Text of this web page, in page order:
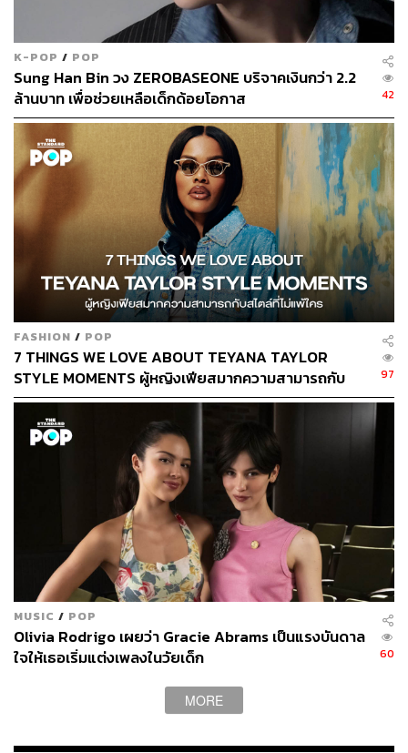
K-POP / POP
Sung Han Bin วง ZEROBASEONE บริจาคเงินกว่า 2.2
ล้านบาท เพื่อช่วยเหลือเด็กด้อยโอกาส
42
FASHION / POP
7 THINGS WE LOVE ABOUT TEYANA TAYLOR
STYLE MOMENTS ผู้หญิงเฟียสมากความสามารถกับ
สไตล์ที่ไม่แพ้ใคร
97
MUSIC / POP
Olivia Rodrigo เผยว่า Gracie Abrams เป็นแรงบันดาล
ใจให้เธอเริ่มแต่งเพลงในวัยเด็ก
60
MORE